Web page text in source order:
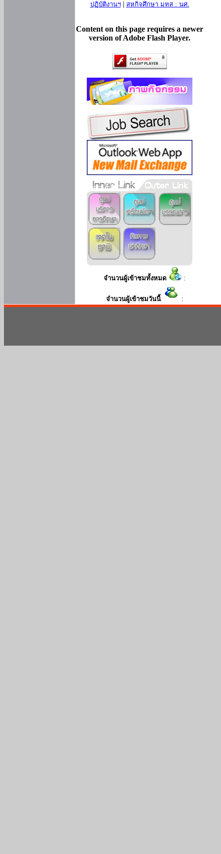
ปฏิบัติงานฯ| สหกิจศึกษา มทส : นศ.
Content on this page requires a newer
version of Adobe Flash Player.
จำนวนผู้เข้าชมทั้งหมด :
จำนวนผู้เข้าชมวันนี้ :